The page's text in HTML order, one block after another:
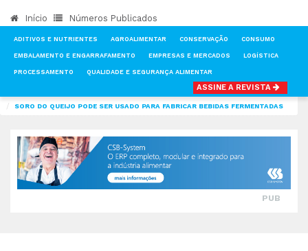
Início Números Publicados
ADITIVOS E NUTRIENTES AGROALIMENTAR CONSERVAÇÃO CONSUMO
EMBALAMENTO E ENGARRAFAMENTO EMPRESAS E MERCADOS LOGÍSTICA
PROCESSAMENTO QUALIDADE E SEGURANÇA ALIMENTAR
ASSINE A REVISTA
SORO DO QUEIJO PODE SER USADO PARA FABRICAR BEBIDAS FERMENTADAS
PUB